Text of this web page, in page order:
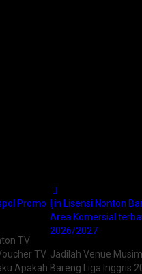
Promo
TV
TV
Apakah
Ijin Lisensi Nonton
Area Komersial
2026/2027
Jadilah Venue
Bareng Liga Inggris